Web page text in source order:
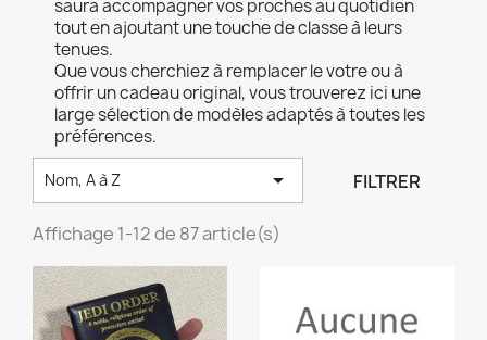
saura accompagner vos proches au quotidien
tout en ajoutant une touche de classe à leurs
tenues.
Que vous cherchiez à remplacer le votre ou à
offrir un cadeau original, vous trouverez ici une
large sélection de modèles adaptés à toutes les
préférences.
Nom, A à Z  FILTRER
Affichage 1-12 de 87 article(s)